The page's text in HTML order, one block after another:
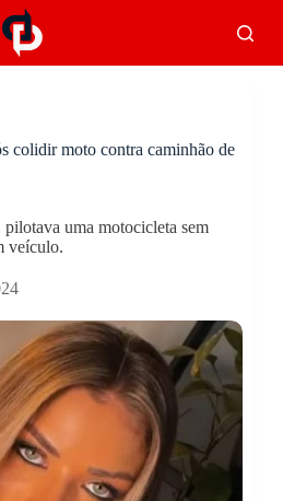
colidir moto contra caminhão de
uma motocicleta sem
veículo.